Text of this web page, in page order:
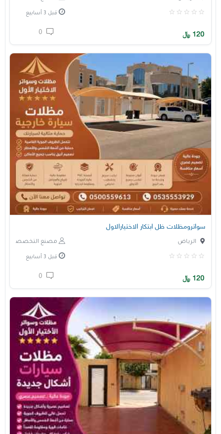
قبل 3 أسابيع
120 ﷼
سواترومظلات ظل ابتكار الاختيارالاول
مصنع التخصصي الرياض
قبل 3 أسابيع
120 ﷼